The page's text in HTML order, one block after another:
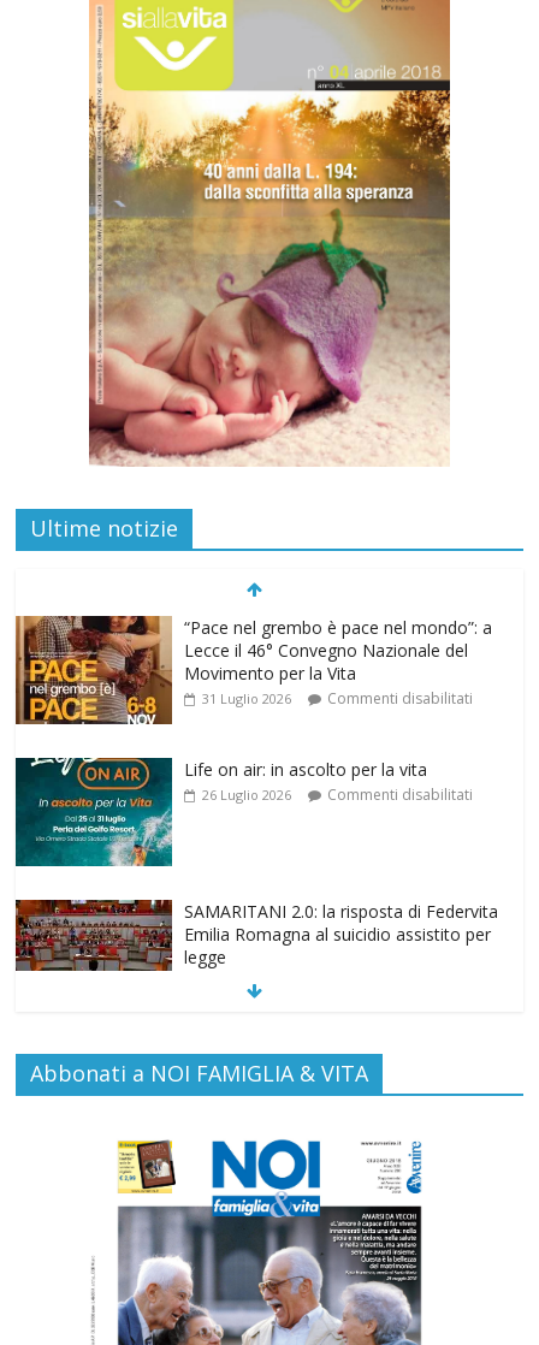
Ultime notizie
Lecce il 46° Convegno Nazionale del
31 Luglio 2026
Life on air: in ascolto per la vita
26 Luglio 2026 Commenti disabilitati
SAMARITANI 2.0: la risposta di Federvita
Gino Soldera nominato Membro della
“Hall of Honor Prenatal Sciences 2026”
16 Luglio 2026
EDITORIA: “LETTERE AL POPOLO
13 Luglio 2026 Commenti disabilitati
Paolo VI, un santo che canta la bellezza
della vita
6 Agosto 2026 Commenti disabilitati
Abbonati a NOI FAMIGLIA & VITA